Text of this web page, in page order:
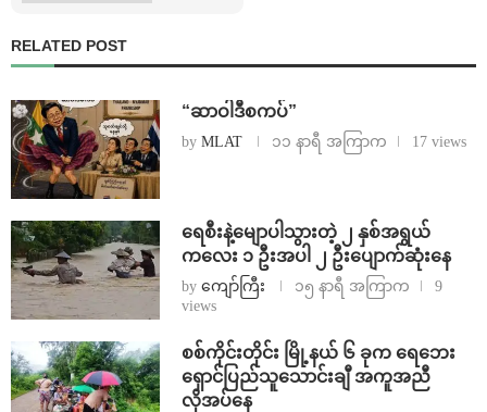
RELATED POST
“ဆာဝါဒီစကပ်”
by MLAT ၁၁ နာရီ အကြာက 17 views
ရေစီးနဲ့မျောပါသွားတဲ့ ၂ နှစ်အရွယ်
ကလေး ၁ ဦးအပါ ၂ ဦးပျောက်ဆုံးနေ
by ကျော်ကြီး ၁၅ နာရီ အကြာက
9
views
စစ်ကိုင်းတိုင်း မြို့နယ် ၆ ခုက ရေဘေး
ရှောင်ပြည်သူသောင်းချီ အကူအညီ
လိုအပ်နေ